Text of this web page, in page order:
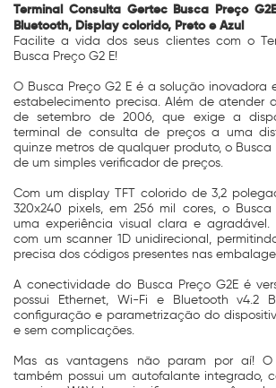
Terminal Consulta Gertec Busca Preço
Bluetooth, Display colorido, Preto e Azul
Facilite a vida dos seus clientes com o
Busca Preço G2 E!
O Busca Preço G2 E é a solução inovadora
estabelecimento precisa. Além de atender
de setembro de 2006, que exige a
terminal de consulta de preços a uma
quinze metros de qualquer produto, o Busca
de um simples verificador de preços.
Com um display TFT colorido de 3,2
320x240 pixels, em 256 mil cores, o Busca
uma experiência visual clara e agradável.
com um scanner 1D unidirecional,
precisa dos códigos presentes nas
A conectividade do Busca Preço G2E é
possui Ethernet, Wi-Fi e Bluetooth v4.2
configuração e parametrização do
e sem complicações.
Mas as vantagens não param por aí! O
também possui um autofalante integrado,